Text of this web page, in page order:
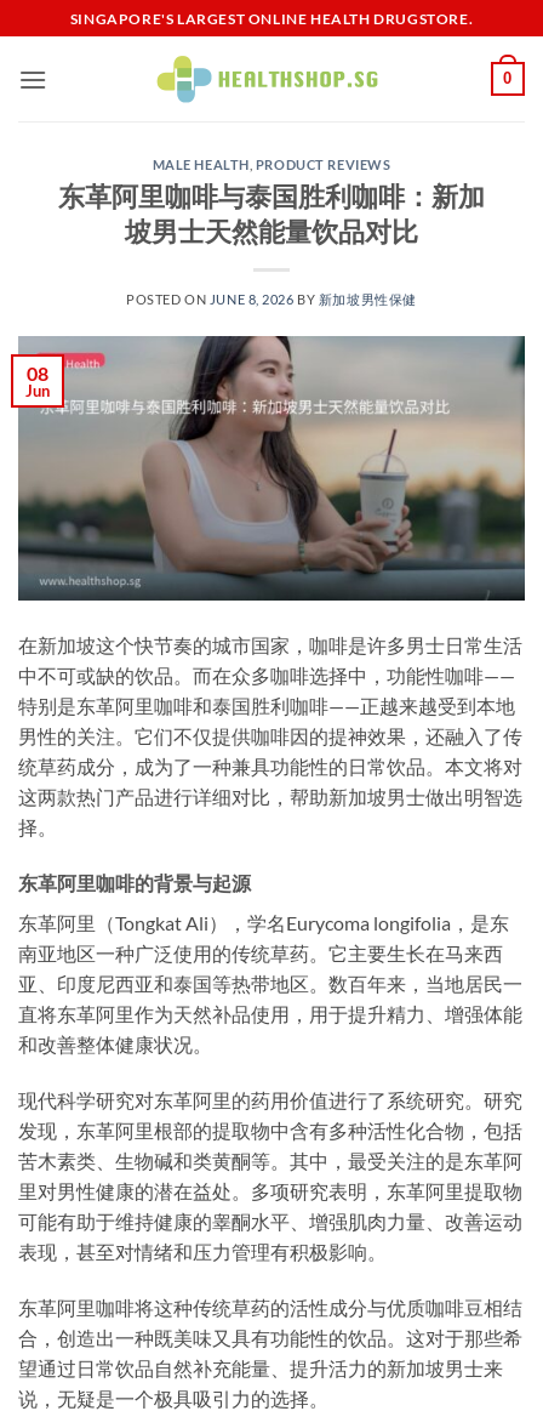
to
content
SINGAPORE'S LARGEST ONLINE HEALTH DRUGSTORE.
0
MALE HEALTH PRODUCT REVIEWS
东革阿里咖啡与泰国胜利咖啡：新加
坡男士天然能量饮品对比
POSTED ON JUNE 8, 2026 BY 新加坡男性保健​
08
Jun
在新加坡这个快节奏的城市国家，咖啡是许多男士日常生活
中不可或缺的饮品。而在众多咖啡选择中，功能性咖啡——
特别是东革阿里咖啡和泰国胜利咖啡——正越来越受到本地
男性的关注。它们不仅提供咖啡因的提神效果，还融入了传
统草药成分，成为了一种兼具功能性的日常饮品。本文将对
这两款热门产品进行详细对比，帮助新加坡男士做出明智选
择。
东革阿里咖啡的背景与起源
东革阿里（Tongkat Ali），学名Eurycoma longifolia，是东
南亚地区一种广泛使用的传统草药。它主要生长在马来西
亚、印度尼西亚和泰国等热带地区。数百年来，当地居民一
直将东革阿里作为天然补品使用，用于提升精力、增强体能
和改善整体健康状况。
现代科学研究对东革阿里的药用价值进行了系统研究。研究
发现，东革阿里根部的提取物中含有多种活性化合物，包括
苦木素类、生物碱和类黄酮等。其中，最受关注的是东革阿
里对男性健康的潜在益处。多项研究表明，东革阿里提取物
可能有助于维持健康的睾酮水平、增强肌肉力量、改善运动
表现，甚至对情绪和压力管理有积极影响。
东革阿里咖啡将这种传统草药的活性成分与优质咖啡豆相结
合，创造出一种既美味又具有功能性的饮品。这对于那些希
望通过日常饮品自然补充能量、提升活力的新加坡男士来
说，无疑是一个极具吸引力的选择。